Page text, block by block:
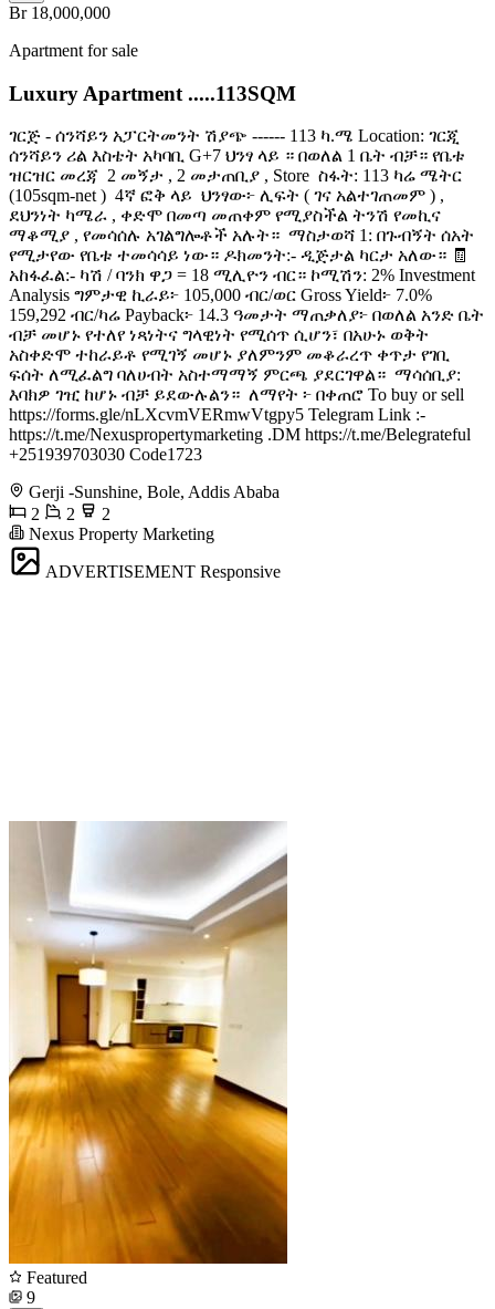
Br 18,000,000
Apartment for sale
Luxury Apartment .....113SQM
ገርጅ - ሰንሻይን አፓርትመንት ሽያጭ ------ 113 ካ.ሜ Location: ገርጂ
ሰንሻይን ሪል እስቴት አካባቢ G+7 ህንፃ ላይ ። በወለል 1 ቤት ብቻ። የቤቱ
ዝርዝር መረጃ ️ 2 መኝታ , 2 መታጠቢያ , Store ️ ስፋት: 113 ካሬ ሜትር
(105sqm-net ) ️ 4ኛ ፎቅ ላይ ️ ህንፃው፦ ሊፍት ( ገና አልተገጠመም ) ,
ደህንነት ካሜራ , ቀድሞ በመጣ መጠቀም የሚያስችል ትንሽ የመኪና
ማቆሚያ , የመሳሰሉ አገልግሎቶች አሉት። ️ ማስታወሻ 1: በጉብኝት ሰአት
የሚታየው የቤቱ ተመሳሳይ ነው። ዶክመንት:- ዲጅታል ካርታ አለው። 🧾
አከፋፈል:- ካሽ / ባንክ ዋጋ = 18 ሚሊዮን ብር። ኮሚሽን: 2% Investment
Analysis ግምታዊ ኪራይ፦ 105,000 ብር/ወር Gross Yield፦ 7.0%
159,292 ብር/ካሬ Payback፦ 14.3 ዓመታት ማጠቃለያ፦ በወለል አንድ ቤት
ብቻ መሆኑ የተለየ ነጻነትና ግላዊነት የሚሰጥ ሲሆን፣ በአሁኑ ወቅት
አስቀድሞ ተከራይቶ የሚገኝ መሆኑ ያለምንም መቆራረጥ ቀጥታ የገቢ
ፍሰት ለሚፈልግ ባለሀብት አስተማማኝ ምርጫ ያደርገዋል። ️ ማሳሰቢያ:
እባክዎ ገዢ ከሆኑ ብቻ ይደውሉልን። ️ ለማየት ፦ በቀጠሮ To buy or sell
https://forms.gle/nLXcvmVERmwVtgpy5 Telegram Link :-
https://t.me/Nexuspropertymarketing .DM https://t.me/Belegrateful
+251939703030 Code1723
Gerji -Sunshine, Bole, Addis Ababa
2
2
2
Nexus Property Marketing
ADVERTISEMENT Responsive
Featured
9